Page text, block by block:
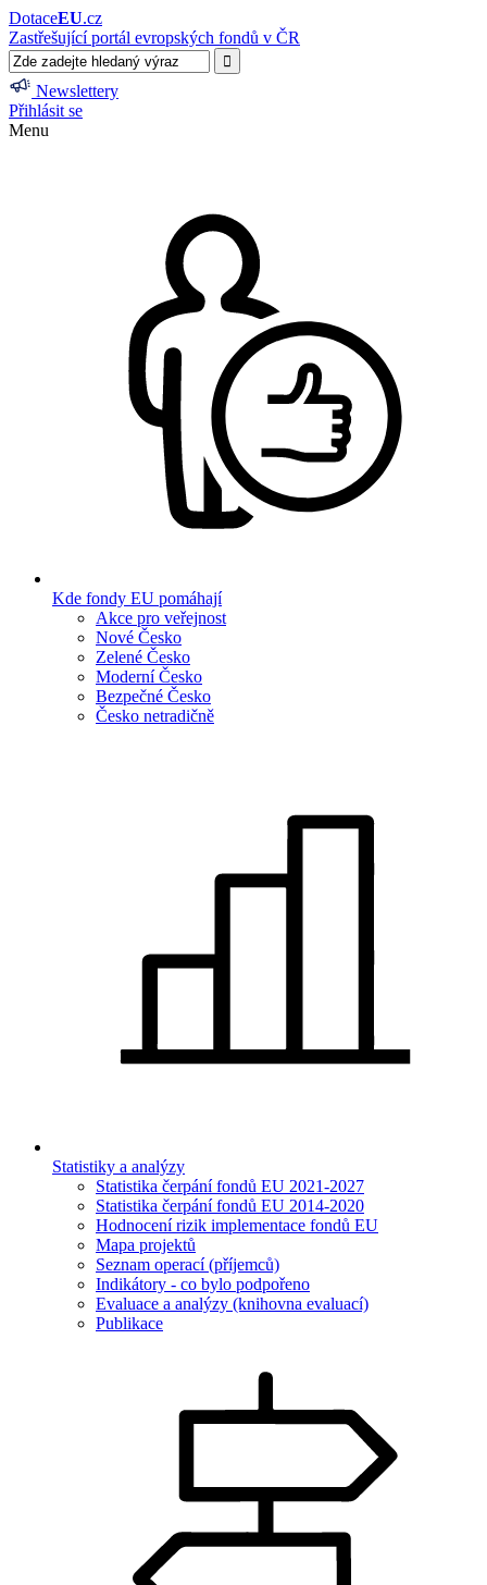
DotaceEU.cz
Zastřešující portál evropských fondů v ČR
Newslettery
Přihlásit se
Menu
Kde fondy EU pomáhají
Akce pro veřejnost
Nové Česko
Zelené Česko
Moderní Česko
Bezpečné Česko
Česko netradičně
Statistiky a analýzy
Statistika čerpání fondů EU 2021-2027
Statistika čerpání fondů EU 2014-2020
Hodnocení rizik implementace fondů EU
Mapa projektů
Seznam operací (příjemců)
Indikátory - co bylo podpořeno
Evaluace a analýzy (knihovna evaluací)
Publikace